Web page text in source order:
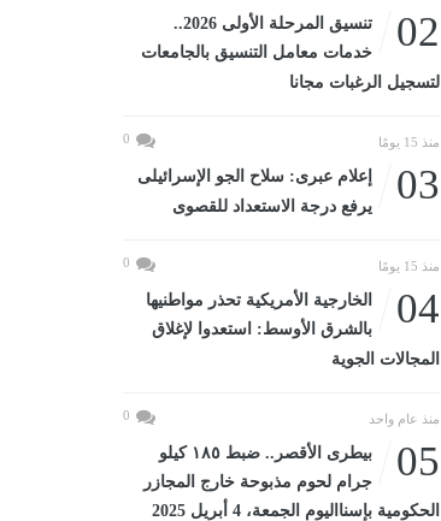
02
تنسيق المرحلة الأولى 2026..
خدمات معامل التنسيق بالجامعات
لتسجيل الرغبات مجانا
منذ 15 يومًا 0
03
إعلام عبرى: سلاح الجو الإسرائيلى
يرفع درجة الاستعداد للقصوى
منذ 15 يومًا 0
04
الخارجية الأمريكية تحذر مواطنيها
بالشرق الأوسط: استعدوا لإغلاق
المجالات الجوية
منذ عام واحد 0
05
بيطرى الأقصر.. ضبط ١٨٥ كيلو
جرام لحوم مذبوحة خارج المجازر
الحكومية بإسنااليوم الجمعة، 4 أبريل 2025